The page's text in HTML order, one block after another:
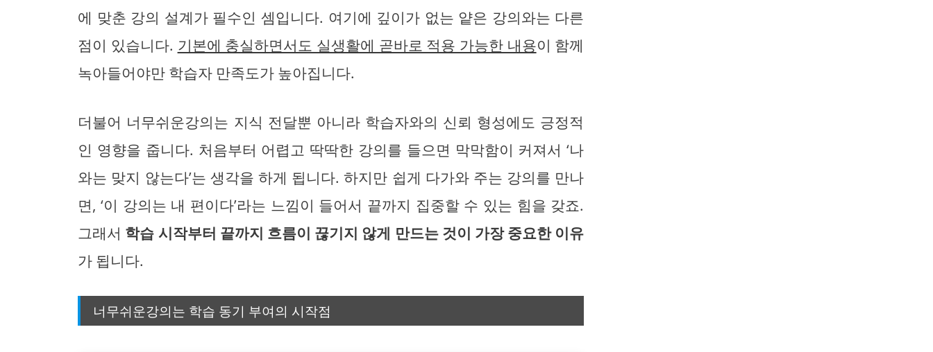
에 맞춘 강의 설계가 필수인 셈입니다. 여기에 깊이가 없는 얕은 강의와는 다른
점이 있습니다. 기본에 충실하면서도 실생활에 곧바로 적용 가능한 내용이 함께
녹아들어야만 학습자 만족도가 높아집니다.
더불어 너무쉬운강의는 지식 전달뿐 아니라 학습자와의 신뢰 형성에도 긍정적
인 영향을 줍니다. 처음부터 어렵고 딱딱한 강의를 들으면 막막함이 커져서 ‘나
와는 맞지 않는다’는 생각을 하게 됩니다. 하지만 쉽게 다가와 주는 강의를 만나
면, ‘이 강의는 내 편이다’라는 느낌이 들어서 끝까지 집중할 수 있는 힘을 갖죠.
그래서 학습 시작부터 끝까지 흐름이 끊기지 않게 만드는 것이 가장 중요한 이유
가 됩니다.
너무쉬운강의는 학습 동기 부여의 시작점